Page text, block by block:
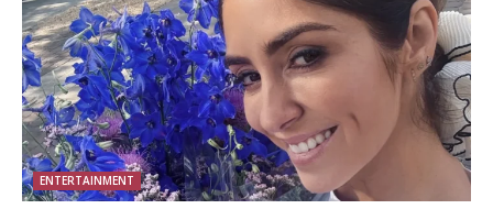
ENTERTAINMENT